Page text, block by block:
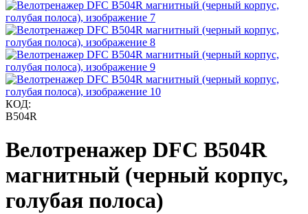
КОД:
B504R
Велотренажер DFC B504R
магнитный (черный корпус,
голубая полоса)